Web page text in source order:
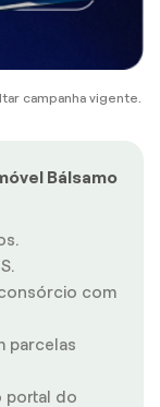
campanha vigente.
Bálsamo
com
parcelas
portal do